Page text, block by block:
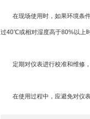
在现场使用时，如果环境条件
过40℃或相对湿度高于80%以上
定期对仪表进行校准和维修，
在使用过程中，应避免对仪表